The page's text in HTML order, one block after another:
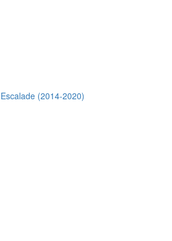
Escalade (2014-2020)